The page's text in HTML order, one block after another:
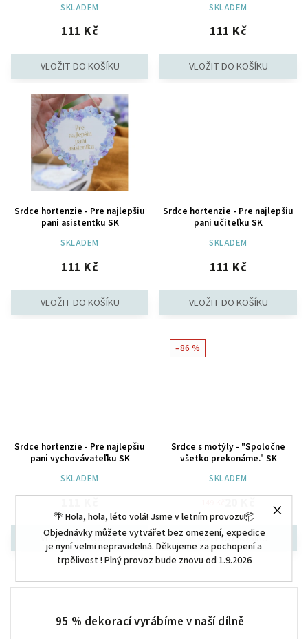
🌴 Hola, hola, léto volá! Jsme v letním provozu📦
Objednávky můžete vytvářet bez omezení, expedice
je nyní velmi nepravidelná. Děkujeme za pochopení a
trpělivost ! Plný provoz bude znovu od 1.9.2026
SKLADEM
111 Kč
SKLADEM
111 Kč
Srdce hortenzie - Pre najlepšiu
pani asistentku SK
SKLADEM
111 Kč
Srdce hortenzie - Pre najlepšiu
pani učiteľku SK
SKLADEM
111 Kč
Srdce hortenzie - Pre najlepšiu
pani vychovávateľku SK
SKLADEM
–86 %
Srdce s motýly - "Spoločne
všetko prekonáme." SK
SKLADEM
95 % dekorací vyrábíme v naší dílně